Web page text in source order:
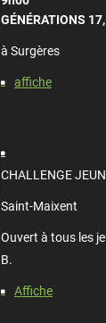
GÉNÉRATIONS
à Surgères
affiche
CHALLENGE
Saint-Maixent
Ouvert à tous les
B.
Affiche